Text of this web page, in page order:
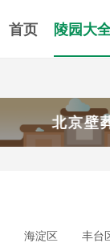
首页 陵园大
2026
海淀区 丰台